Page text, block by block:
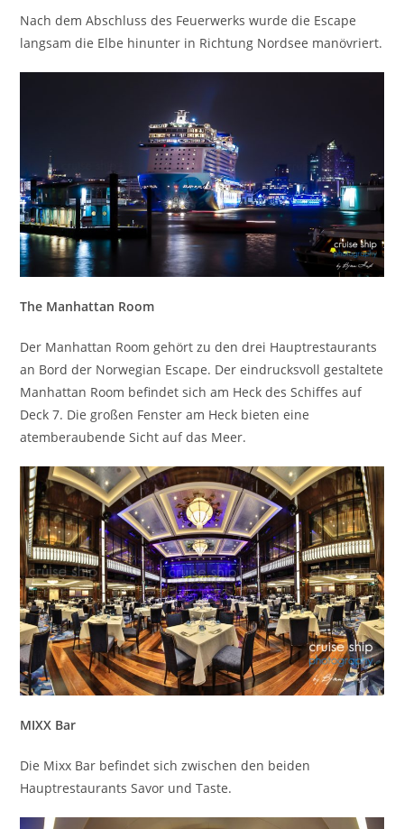
Nach dem Abschluss des Feuerwerks wurde die Escape
langsam die Elbe hinunter in Richtung Nordsee manövriert.
The Manhattan Room
Der Manhattan Room gehört zu den drei Hauptrestaurants
an Bord der Norwegian Escape. Der eindrucksvoll gestaltete
Manhattan Room befindet sich am Heck des Schiffes auf
Deck 7. Die großen Fenster am Heck bieten eine
atemberaubende Sicht auf das Meer.
MIXX Bar
Die Mixx Bar befindet sich zwischen den beiden
Hauptrestaurants Savor und Taste.